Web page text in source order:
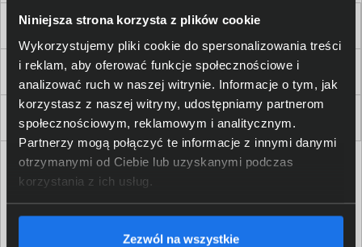
Niniejsza strona korzysta z plików cookie
Wykorzystujemy pliki cookie do spersonalizowania treści
i reklam, aby oferować funkcje społecznościowe i
analizować ruch w naszej witrynie. Informacje o tym, jak
korzystasz z naszej witryny, udostępniamy partnerom
społecznościowym, reklamowym i analitycznym.
Partnerzy mogą połączyć te informacje z innymi danymi
otrzymanymi od Ciebie lub uzyskanymi podczas
korzystania z ich usług.
Zezwól na wszystkie
Dla Firm i Instytucji
Zakupy
Delkom 2000